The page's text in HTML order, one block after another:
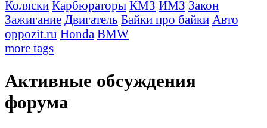
Коляски Карбюраторы КМЗ ИМЗ Закон
Зажигание Двигатель Байки про байки Авто
oppozit.ru Honda BMW
more tags
Активные обсуждения
форума